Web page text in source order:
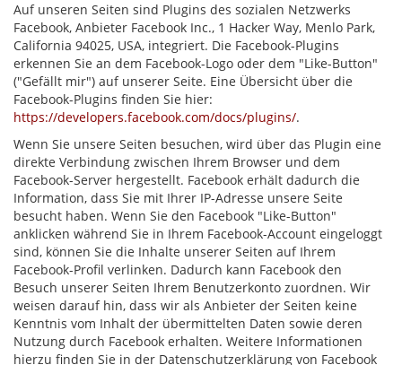
Auf unseren Seiten sind Plugins des sozialen Netzwerks
Facebook, Anbieter Facebook Inc., 1 Hacker Way, Menlo Park,
California 94025, USA, integriert. Die Facebook-Plugins
erkennen Sie an dem Facebook-Logo oder dem "Like-Button"
("Gefällt mir") auf unserer Seite. Eine Übersicht über die
Facebook-Plugins finden Sie hier:
https://developers.facebook.com/docs/plugins/.
Wenn Sie unsere Seiten besuchen, wird über das Plugin eine
direkte Verbindung zwischen Ihrem Browser und dem
Facebook-Server hergestellt. Facebook erhält dadurch die
Information, dass Sie mit Ihrer IP-Adresse unsere Seite
besucht haben. Wenn Sie den Facebook "Like-Button"
anklicken während Sie in Ihrem Facebook-Account eingeloggt
sind, können Sie die Inhalte unserer Seiten auf Ihrem
Facebook-Profil verlinken. Dadurch kann Facebook den
Besuch unserer Seiten Ihrem Benutzerkonto zuordnen. Wir
weisen darauf hin, dass wir als Anbieter der Seiten keine
Kenntnis vom Inhalt der übermittelten Daten sowie deren
Nutzung durch Facebook erhalten. Weitere Informationen
hierzu finden Sie in der Datenschutzerklärung von Facebook